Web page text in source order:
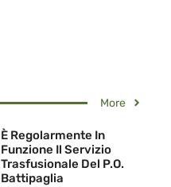
More
È Regolarmente In
Funzione Il Servizio
Trasfusionale Del P.O.
Battipaglia